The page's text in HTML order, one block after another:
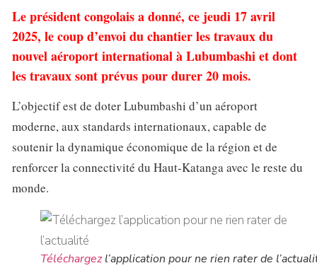
Le président congolais a donné, ce jeudi 17 avril
2025, le coup d’envoi du chantier les travaux du
nouvel aéroport international à Lubumbashi et dont
les travaux sont prévus pour durer 20 mois.
L’objectif est de doter Lubumbashi d’un aéroport
moderne, aux standards internationaux, capable de
soutenir la dynamique économique de la région et de
renforcer la connectivité du Haut-Katanga avec le reste du
monde.
Téléchargezl’application pour ne rien rater de